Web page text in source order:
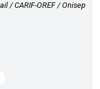
/ CARIF-OREF / Onisep